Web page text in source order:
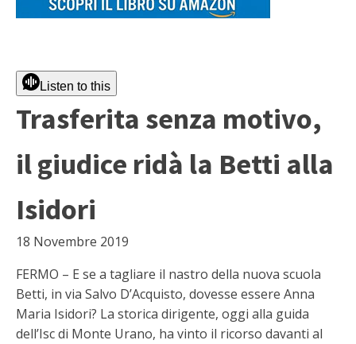
Listen to this
Trasferita senza motivo,
il giudice ridà la Betti alla
Isidori
18 Novembre 2019
FERMO – E se a tagliare il nastro della nuova scuola
Betti, in via Salvo D’Acquisto, dovesse essere Anna
Maria Isidori? La storica dirigente, oggi alla guida
dell’Isc di Monte Urano, ha vinto il ricorso davanti al